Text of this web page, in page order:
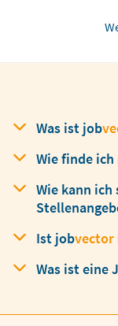
Business
Arbeitszeugnis
Was ist job
Wie finde ich
Wie kann
Ist jobvector
Was ist eine